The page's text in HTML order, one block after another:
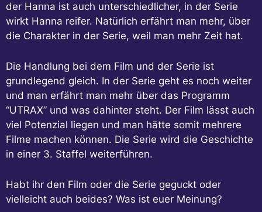
der Hanna ist auch unterschiedlicher, in der Serie
wirkt Hanna reifer. Natürlich erfährt man mehr, über
die Charakter in der Serie, weil man mehr Zeit hat.
Die Handlung bei dem Film und der Serie ist
grundlegend gleich. In der Serie geht es noch weiter
und man erfährt man mehr über das Programm
“UTRAX” und was dahinter steht. Der Film lässt auch
viel Potenzial liegen und man hätte somit mehrere
Filme machen können. Die Serie wird die Geschichte
in einer 3. Staffel weiterführen.
Habt ihr den Film oder die Serie geguckt oder
vielleicht auch beides? Was ist euer Meinung?